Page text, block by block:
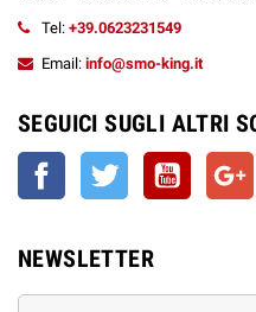
Tel: +39.0623231549
Email: info@smo-king.it
SEGUICI SUGLI ALTRI
Facebook Twitter YouTube
NEWSLETTER